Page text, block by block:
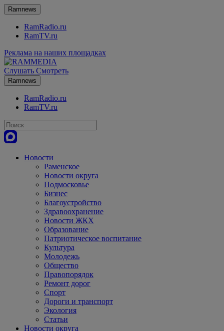
Ramnews
RamRadio.ru
RamTV.ru
Реклама на наших площадках
Слушать Смотреть
Ramnews
RamRadio.ru
RamTV.ru
Новости
Раменское
Новости округа
Подмосковье
Бизнес
Благоустройство
Здравоохранение
Новости ЖКХ
Образование
Патриотическое воспитание
Культура
Молодежь
Общество
Правопорядок
Ремонт дорог
Спорт
Дороги и транспорт
Экология
Статьи
Новости округа